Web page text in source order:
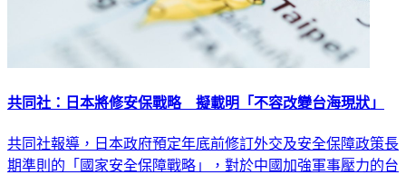
共同社：日本將修安保戰略 擬載明「不容改變台海現狀」
共同社報導，日本政府預定年底前修訂外交及安全保障政策長
期準則的「國家安全保障戰略」，對於中國加強軍事壓力的台